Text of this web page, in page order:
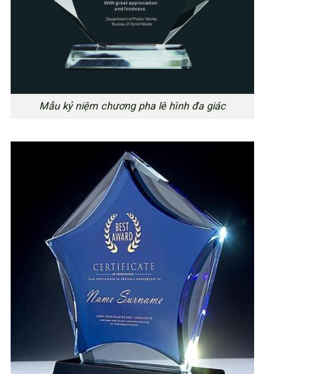
Mẫu kỷ niệm chương pha lê hình đa giác